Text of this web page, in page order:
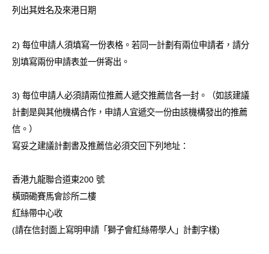
列出其姓名及來港日期
2) 每位申請人須填寫一份表格。若同一計劃有兩位申請者，請分
別填寫兩份申請表並一併寄出。
3) 每位申請人必須請兩位推薦人遞交推薦信各一封。（如該建議
計劃是與其他機構合作，申請人宜遞交一份由該機構發出的推薦
信。）
寫妥之建議計劃書及推薦信必須交回下列地址：
香港九龍聯合道東200 號
橫頭磡賽馬會診所二樓
紅絲帶中心收
(請在信封面上寫明申請「獅子會紅絲帶學人」計劃字樣)